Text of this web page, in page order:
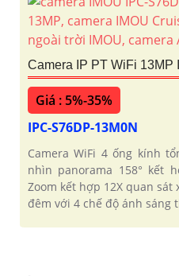
Camera IP PT WiFi 13MP
Giá : 5%-35%
IPC-S76DP-13M0N
Camera WiFi 4 ống kính
nhìn panorama 158° kết
Zoom kết hợp 12X quan
đêm với 4 chế độ ánh sáng